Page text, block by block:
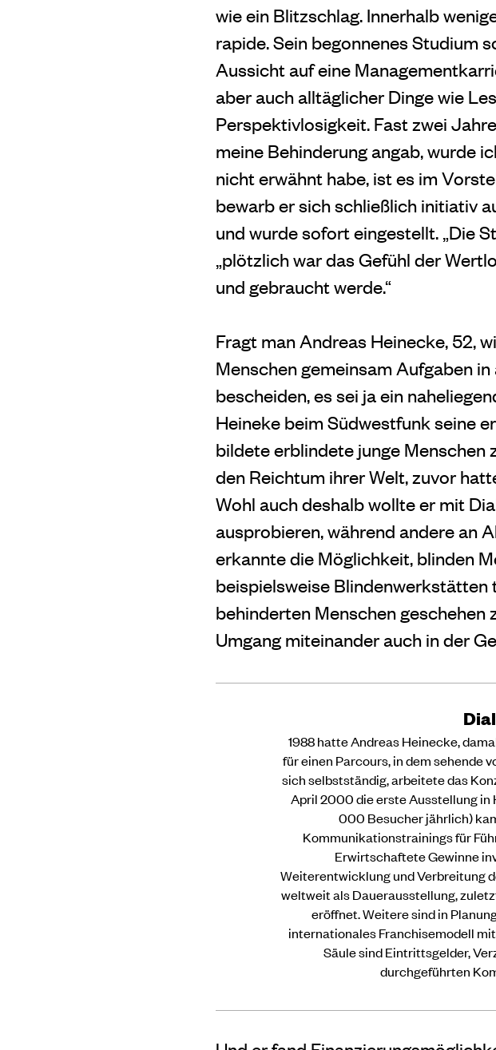
wie ein Blitzschlag. Innerhalb
rapide. Sein begonnenes Studium
Aussicht auf eine
aber auch alltäglicher Dinge wie
Perspektivlosigkeit. Fast zwei
meine Behinderung angab, wurde
nicht erwähnt habe, ist es im
bewarb er sich schließlich initiativ
und wurde sofort eingestellt. „Die
„plötzlich war das Gefühl der
und gebraucht werde.“
Fragt man Andreas Heinecke, 52,
Menschen gemeinsam Aufgaben
bescheiden, es sei ja ein
Heineke beim Südwestfunk seine
bildete erblindete junge Menschen
den Reichtum ihrer Welt, zuvor
Wohl auch deshalb wollte er mit
ausprobieren, während andere an
erkannte die Möglichkeit, blinden
beispielsweise Blindenwerkstätten
behinderten Menschen geschehen
Umgang miteinander auch in der
1988 hatte Andreas Heinecke,
für einen Parcours, in dem sehende
sich selbstständig, arbeitete das
April 2000 die erste Ausstellung in
000 Besucher jährlich)
Kommunikationstrainings für
Erwirtschaftete Gewinne
Weiterentwicklung und Verbreitung
weltweit als Dauerausstellung,
eröffnet. Weitere sind in
internationales Franchisemodell
Säule sind Eintrittsgelder,
durchgeführten